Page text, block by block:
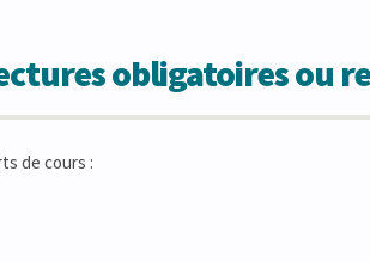
obligatoires ou
de cours :